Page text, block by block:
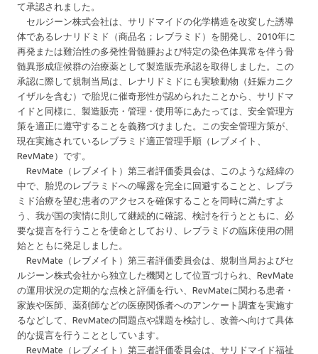
て承認されました。
セルジーン株式会社は、サリドマイドの化学構造を改変した誘導
体であるレナリドミド（商品名；レブラミド）を開発し、2010年に
再発または難治性の多発性骨髄腫および特定の染色体異常を伴う骨
髄異形成症候群の治療薬として製造販売承認を取得しました。この
承認に際して規制当局は、レナリドミドにも実験動物（妊娠カニク
イザルを含む）で胎児に催奇形性が認められたことから、サリドマ
イドと同様に、製造販売・管理・使用等にあたっては、安全管理方
策を適正に遵守することを義務づけました。この安全管理方策が、
現在実施されているレブラミド適正管理手順（レブメイト、
RevMate）です。
RevMate（レブメイト）第三者評価委員会は、このような経緯の
中で、胎児のレブラミドへの曝露を完全に回避することと、レブラ
ミド治療を望む患者のアクセスを確保することを同時に満たすよ
う、我が国の実情に則して継続的に確認、検討を行うとともに、必
要な提言を行うことを使命としており、レブラミドの臨床使用の開
始とともに発足しました。
RevMate（レブメイト）第三者評価委員会は、規制当局およびセ
ルジーン株式会社から独立した機関として位置づけられ、RevMate
の運用状況の定期的な点検と評価を行い、RevMateに関わる患者・
家族や医師、薬剤師などの医療関係者へのアンケート調査を実施す
るなどして、RevMateの問題点や課題を検討し、改善へ向けて具体
的な提言を行うこととしています。
RevMate（レブメイト）第三者評価委員会は、サリドマイド福祉